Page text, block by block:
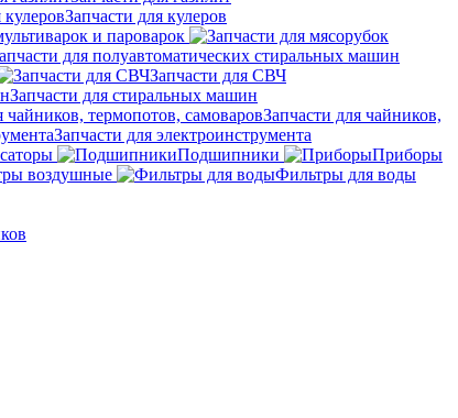
Запчасти для кулеров
и пароварок
для полуавтоматических стиральных машин
Запчасти для СВЧ
Запчасти для стиральных машин
Запчасти для чайников,
Запчасти для электроинструмента
Подшипники
Приборы
воздушные Фильтры для воды